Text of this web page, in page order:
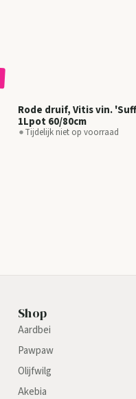
Rode druif, Vitis vin.
1Lpot 60/80cm
Tijdelijk niet op voorraad
Shop
Aardbei
Pawpaw
Olijfwilg
Akebia